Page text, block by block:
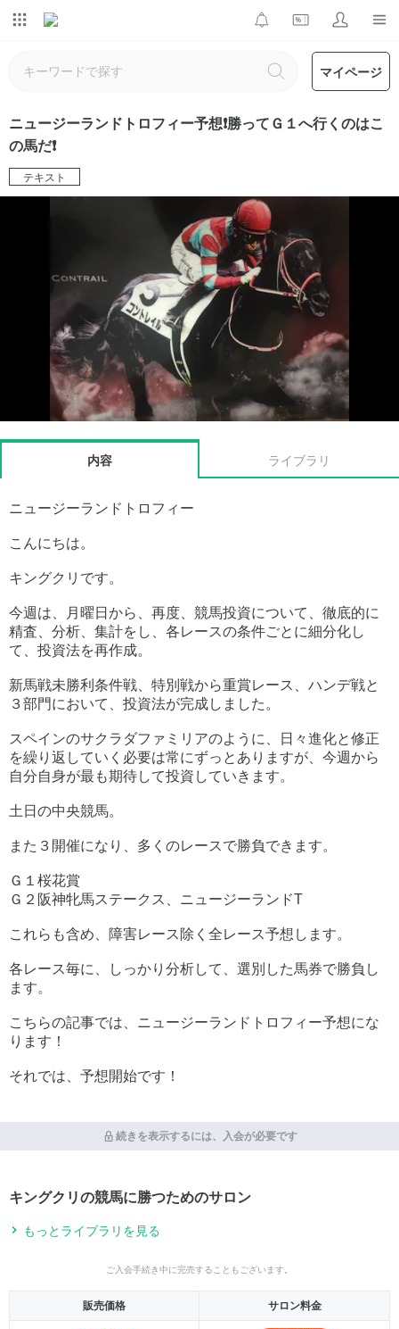
マイページ
ニュージーランドトロフィー予想❗勝ってＧ１へ行くのはこ
の馬だ❗
テキスト
内容 ライブラリ
ニュージーランドトロフィー
こんにちは。
キングクリです。
今週は、月曜日から、再度、競馬投資について、徹底的に
精査、分析、集計をし、各レースの条件ごとに細分化し
て、投資法を再作成。
新馬戦未勝利条件戦、特別戦から重賞レース、ハンデ戦と
３部門において、投資法が完成しました。
スペインのサクラダファミリアのように、日々進化と修正
を繰り返していく必要は常にずっとありますが、今週から
自分自身が最も期待して投資していきます。
土日の中央競馬。
また３開催になり、多くのレースで勝負できます。
Ｇ１桜花賞
Ｇ２阪神牝馬ステークス、ニュージーランドT
これらも含め、障害レース除く全レース予想します。
各レース毎に、しっかり分析して、選別した馬券で勝負し
ます。
こちらの記事では、ニュージーランドトロフィー予想にな
ります！
それでは、予想開始です！
続きを表示するには、入会が必要です
キングクリの競馬に勝つためのサロン
もっとライブラリを見る
ご入会手続き中に完売することもございます。
販売価格 サロン料金